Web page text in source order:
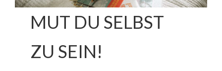
MUT DU SELBST
ZU SEIN!